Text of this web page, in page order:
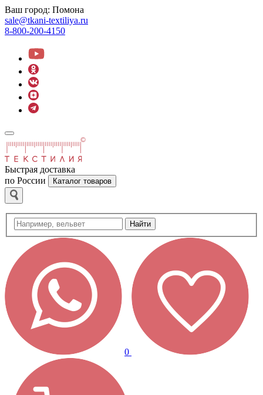
Ваш город: Помона
sale@tkani-textiliya.ru
8-800-200-4150
Быстрая доставка
по России
Каталог товаров
Найти
0